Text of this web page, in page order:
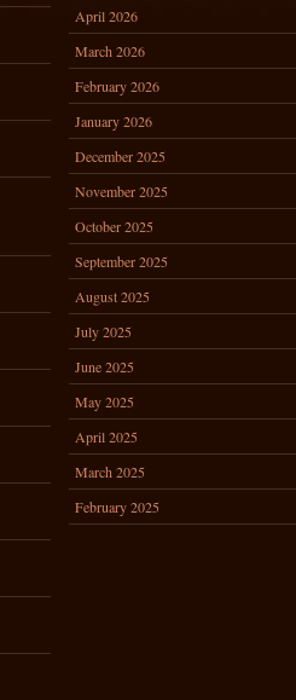
April 2026
March 2026
February 2026
January 2026
December 2025
November 2025
October 2025
September 2025
August 2025
July 2025
June 2025
May 2025
April 2025
March 2025
February 2025